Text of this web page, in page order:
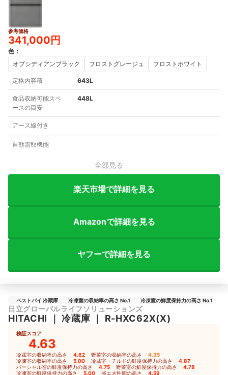
参考価格
341,000円
色：
オブシディアンブラック
フロストグレージュ フロストホワイト
定格内容積 643L
食品収納可能スペ
ースの目安
448L
アース線付き
自動霜取機能
全部見る
楽天市場で詳細を見る
Amazonで詳細を見る
ヤフーで詳細を見る
ベストバイ 冷蔵庫 冷凍室の収納率の高さ No.1 冷凍室の鮮度保持力の高さ No.1
日立グローバルライフソリューションズ
HITACHI ｜冷蔵庫 ｜ R-HXC62X(X)
検証スコア
4.63
冷蔵室の収納率の高さ 4.62 野菜室の収納率の高さ 4.35
冷凍室の収納率の高さ 5.00 冷蔵室・チルドの鮮度保持力の高さ 4.87
パーシャル室の鮮度保持力の高さ 4.75 野菜室の鮮度保持力の高さ 4.78
冷凍室の鮮度保持力の高さ 5.00 省エネ性能の高さ 4.59